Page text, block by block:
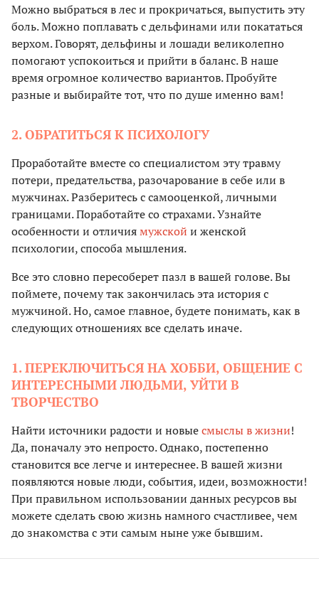
Можно выбраться в лес и прокричаться, выпустить эту
боль. Можно поплавать с дельфинами или покататься
верхом. Говорят, дельфины и лошади великолепно
помогают успокоиться и прийти в баланс. В наше
время огромное количество вариантов. Пробуйте
разные и выбирайте тот, что по душе именно вам!
2. ОБРАТИТЬСЯ К ПСИХОЛОГУ
Проработайте вместе со специалистом эту травму
потери, предательства, разочарование в себе или в
мужчинах. Разберитесь с самооценкой, личными
границами. Поработайте со страхами. Узнайте
особенности и отличиямужской и женской
психологии, способа мышления.
Все это словно пересоберет пазл в вашей голове. Вы
поймете, почему так закончилась эта история с
мужчиной. Но, самое главное, будете понимать, как в
следующих отношениях все сделать иначе.
1. ПЕРЕКЛЮЧИТЬСЯ НА ХОББИ, ОБЩЕНИЕ С
ИНТЕРЕСНЫМИ ЛЮДЬМИ, УЙТИ В
ТВОРЧЕСТВО
Найти источники радости и новыесмыслы в жизни!
Да, поначалу это непросто. Однако, постепенно
становится все легче и интереснее. В вашей жизни
появляются новые люди, события, идеи, возможности!
При правильном использовании данных ресурсов вы
можете сделать свою жизнь намного счастливее, чем
до знакомства с эти самым ныне уже бывшим.